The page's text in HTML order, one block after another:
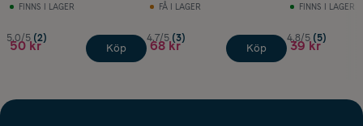
FINNS I LAGER
5.0/5 (2)
50 kr Köp
FÅ I LAGER
4.7/5 (3)
68 kr Köp
FINNS I LAGER
4.8/5 (5)
39 kr